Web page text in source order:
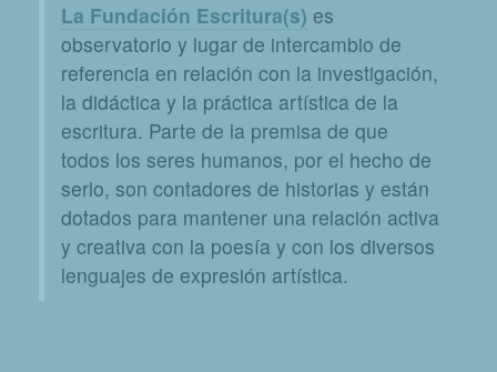
La Fundación Escritura(s) es
observatorio y lugar de intercambio de
referencia en relación con la investigación,
la didáctica y la práctica artística de la
escritura. Parte de la premisa de que
todos los seres humanos, por el hecho de
serlo, son contadores de historias y están
dotados para mantener una relación activa
y creativa con la poesía y con los diversos
lenguajes de expresión artística.